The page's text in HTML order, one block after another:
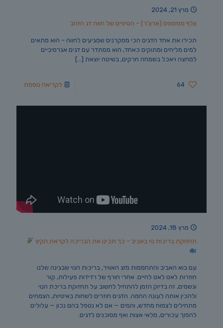
מרץ 21, 2024
צלף מפוספס (ארצ'ר) – הטיפים של חוות דג הזהב
תכירו את אחד הדגים הכי מסקרנים שמגיעים לחווה – הוא מתאים
למים מליחים ומתוקים כאחד, הוא מסתדר עם דגים אגרסיביים
למחצה ויאכל בשמחה חרקים, בשיטה יוצאת […]
64 לקריאה נוספת
מרץ 18, 2024
תחזוקת בריכות נוי באביב – כך תכינו את הבריכה לקראת הקיץ
עם בוא האביב והתחממות מזג האוויר, בריכות הנוי שבגינה שלנו
חוזרות לאט לאט לחיים. אחרי חורף של רדידות פעילות, קור
וגשמים, זה בדיוק הזמן להתחיל לחשוב על תחזוקת בריכת הנוי
ולהכין אותה לעונה החמה. הדגים חוזרים לשחות באיטיות, הצמחים
מתחילים לצמוח מחדש, והמים — אם לא נטפל בהם נכון — עלולים
להפוך עכורים, מלאי אצות ואף מסוכנים לדגים.